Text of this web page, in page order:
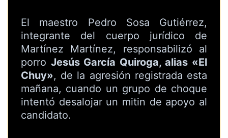
El maestro Pedro Sosa Gutiérrez,
integrante del cuerpo jurídico de
Martínez Martínez, responsabilizó al
porro Jesús García Quiroga, alias «El
Chuy», de la agresión registrada esta
mañana, cuando un grupo de choque
intentó desalojar un mitin de apoyo al
candidato.